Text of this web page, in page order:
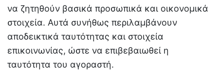
να ζητηθούν βασικά προσωπικά και οικονομικά
στοιχεία. Αυτά συνήθως περιλαμβάνουν
αποδεικτικά ταυτότητας και στοιχεία
επικοινωνίας, ώστε να επιβεβαιωθεί η
ταυτότητα του αγοραστή.